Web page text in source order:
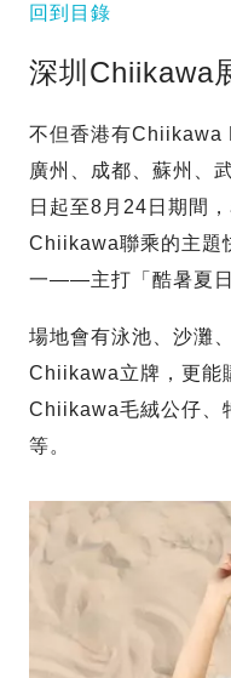
回到目錄
深圳Chiikawa
不但香港有Chiikawa
廣州、成都、蘇州、
日起至8月24日期間
Chiikawa聯乘的主題
一——主打「酷暑夏日
場地會有泳池、沙灘
Chiikawa立牌，更能
Chiikawa毛絨公仔、
等。